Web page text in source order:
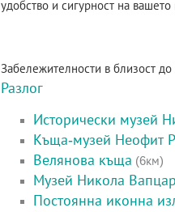
удобство и сигурност на
Забележителности в близост
Разлог
Исторически музей
Къща-музей Неофит
Велянова къща (6км)
Музей Никола
Постоянна иконна